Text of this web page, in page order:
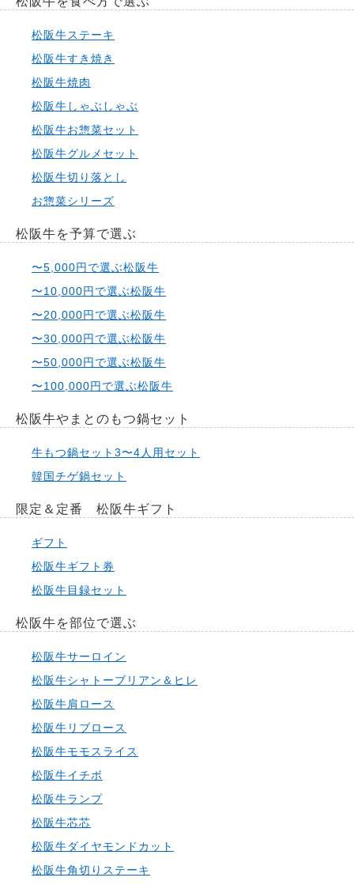
松阪牛ステーキ
松阪牛すき焼き
松阪牛焼肉
松阪牛しゃぶしゃぶ
松阪牛お惣菜セット
松阪牛グルメセット
松阪牛切り落とし
お惣菜シリーズ
松阪牛を予算で選ぶ
〜5,000円で選ぶ松阪牛
〜10,000円で選ぶ松阪牛
〜20,000円で選ぶ松阪牛
〜30,000円で選ぶ松阪牛
〜50,000円で選ぶ松阪牛
〜100,000円で選ぶ松阪牛
松阪牛やまとのもつ鍋セット
牛もつ鍋セット3〜4人用セット
韓国チゲ鍋セット
限定＆定番 松阪牛ギフト
ギフト
松阪牛ギフト券
松阪牛目録セット
松阪牛を部位で選ぶ
松阪牛サーロイン
松阪牛シャトーブリアン＆ヒレ
松阪牛肩ロース
松阪牛リブロース
松阪牛モモスライス
松阪牛イチボ
松阪牛ランプ
松阪牛芯芯
松阪牛ダイヤモンドカット
松阪牛角切りステーキ